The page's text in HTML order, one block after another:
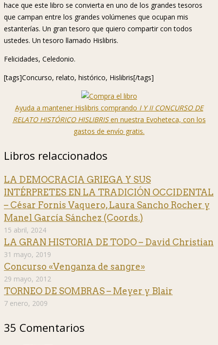
hace que este libro se convierta en uno de los grandes tesoros
que campan entre los grandes volúmenes que ocupan mis
estanterías. Un gran tesoro que quiero compartir con todos
ustedes. Un tesoro llamado Hislibris.
Felicidades, Celedonio.
[tags]Concurso, relato, histórico, Hislibris[/tags]
Ayuda a mantener Hislibris comprando I Y II CONCURSO DE
RELATO HISTÓRICO HISLIBRISen nuestra Evoheteca, con los
gastos de envío gratis.
Libros relaccionados
LA DEMOCRACIA GRIEGA Y SUS
INTÉRPRETES EN LA TRADICIÓN OCCIDENTAL
– César Fornis Vaquero, Laura Sancho Rocher y
Manel García Sánchez (Coords.)
15 abril, 2024
LA GRAN HISTORIA DE TODO – David Christian
31 mayo, 2019
Concurso «Venganza de sangre»
29 mayo, 2012
TORNEO DE SOMBRAS – Meyer y Blair
7 enero, 2009
35 Comentarios